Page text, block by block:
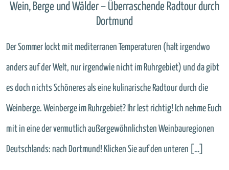
Wein, Berge und Wälder – Überraschende Radtour durch
Dortmund
Der Sommer lockt mit mediterranen Temperaturen (halt irgendwo
anders auf der Welt, nur irgendwie nicht im Ruhrgebiet) und da gibt
es doch nichts Schöneres als eine kulinarische Radtour durch die
Weinberge. Weinberge im Ruhrgebiet? Ihr lest richtig! Ich nehme Euch
mit in eine der vermutlich außergewöhnlichsten Weinbauregionen
Deutschlands: nach Dortmund! Klicken Sie auf den unteren […]